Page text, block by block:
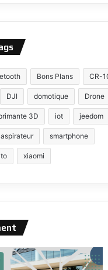
Bons Plans CR-
DJI domotique Drone
3D iot jeedom
smartphone
xiaomi